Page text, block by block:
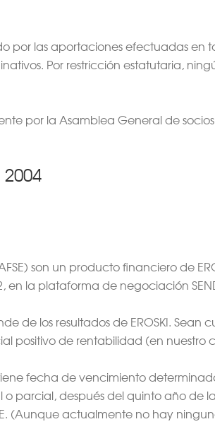
por las aportaciones efectuadas en
Por restricción estatutaria,
por la Asamblea General de
son un producto financiero de
en la plataforma de negociación
de los resultados de EROSKI.
positivo de rentabilidad (en nuestro
fecha de vencimiento
parcial, después del quinto año de
(Aunque actualmente no hay